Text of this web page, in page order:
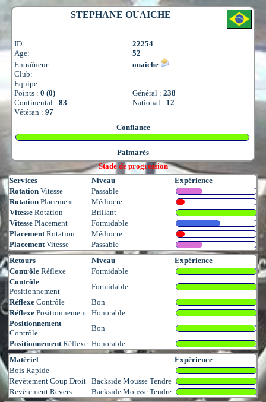
STEPHANE OUAICHE
ID:
22254
Age:
52
Entraîneur:
ouaiche
Club:
Equipe:
Points : 0 (0) Général : 238
Continental : 83 National : 12
Vétéran : 97
Confiance
Palmarès
Stade de progression
Services
Niveau
Expérience
Rotation Vitesse
Passable
Rotation Placement
Médiocre
Vitesse Rotation
Brillant
Vitesse Placement
Formidable
Placement Rotation
Médiocre
Placement Vitesse
Passable
Retours
Niveau
Expérience
Contrôle Réflexe
Formidable
Contrôle
Positionnement
Formidable
Réflexe Contrôle
Bon
Réflexe Positionnement Honorable
Positionnement
Contrôle
Bon
Positionnement Réflexe Honorable
Matériel
Expérience
Bois Rapide
Revètement Coup Droit
Backside Mousse Tendre
Revètement Revers
Backside Mousse Tendre